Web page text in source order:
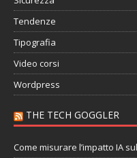
Tendenze
Tipografia
Video corsi
Wordpress
THE TECH GOGGLER
Come misurare l’impatto IA